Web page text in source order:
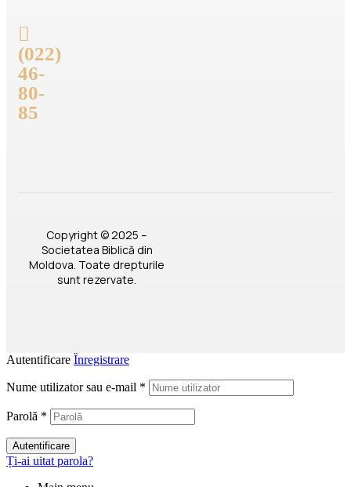
(022)
46-
80-
85
Copyright © 2025 –
Societatea Biblică din
Moldova. Toate drepturile
sunt rezervate.
Autentificare Înregistrare
Nume utilizator sau e-mail *
Parolă *
Autentificare
Ți-ai uitat parola?